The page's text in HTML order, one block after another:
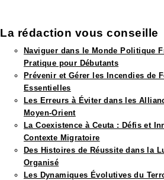
La rédaction vous conseille​
Naviguer dans le Monde Politique
Pratique pour Débutants
Prévenir et Gérer les Incendies de
Essentielles
Les Erreurs à Éviter dans les
Moyen-Orient
La Coexistence à Ceuta : Défis et
Contexte Migratoire
Des Histoires de Réussite dans la
Organisé
Les Dynamiques Évolutives du